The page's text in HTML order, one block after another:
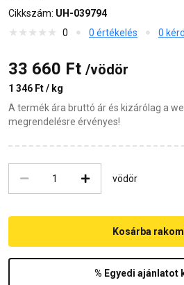
Cikkszám: UH-039794
0
0 értékelés 0
33 660 Ft /vödör
1 346 Ft / kg
A termék ára bruttó ár és kizárólag a
megrendelésre érvényes!
vödör
% Egyedi ajánlatot
Kosárba rakom